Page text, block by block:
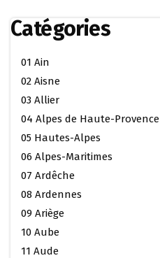
Catégories
01 Ain
02 Aisne
03 Allier
04 Alpes de Haute-Provence
05 Hautes-Alpes
06 Alpes-Maritimes
07 Ardêche
08 Ardennes
09 Ariège
10 Aube
11 Aude